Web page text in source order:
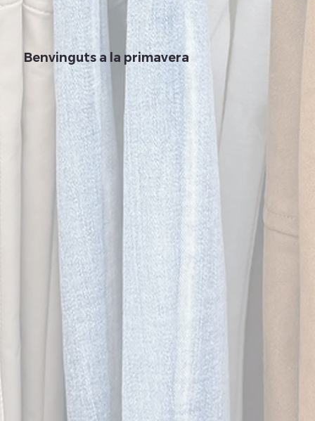
Benvinguts a la primavera